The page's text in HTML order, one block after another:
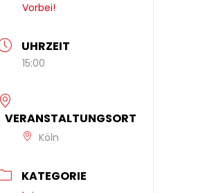
Vorbei!
UHRZEIT
15:00
VERANSTALTUNGSORT
Köln
KATEGORIE